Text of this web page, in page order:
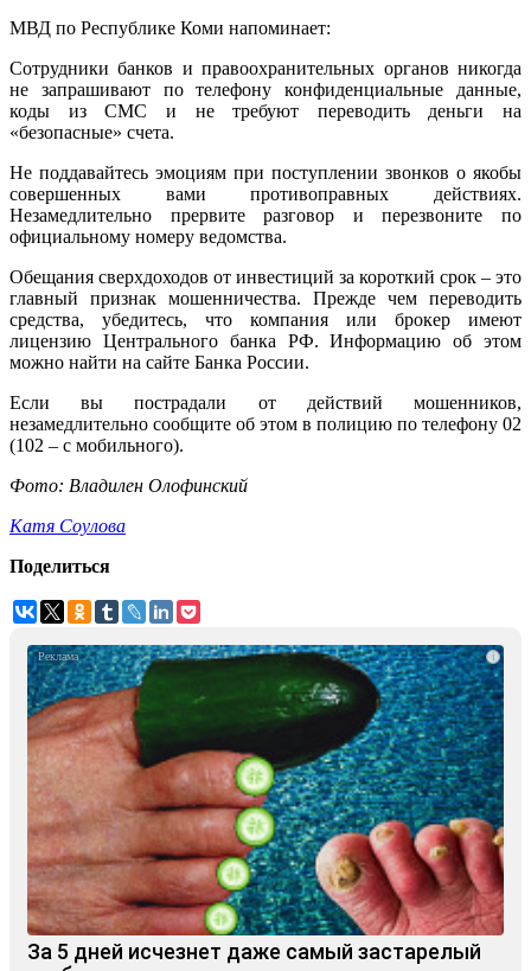
МВД по Республике Коми напоминает:
Сотрудники банков и правоохранительных органов никогда
не запрашивают по телефону конфиденциальные данные,
коды из СМС и не требуют переводить деньги на
«безопасные» счета.
Не поддавайтесь эмоциям при поступлении звонков о якобы
совершенных вами противоправных действиях.
Незамедлительно прервите разговор и перезвоните по
официальному номеру ведомства.
Обещания сверхдоходов от инвестиций за короткий срок – это
главный признак мошенничества. Прежде чем переводить
средства, убедитесь, что компания или брокер имеют
лицензию Центрального банка РФ. Информацию об этом
можно найти на сайте Банка России.
Если вы пострадали от действий мошенников,
незамедлительно сообщите об этом в полицию по телефону 02
(102 – с мобильного).
Фото: Владилен Олофинский
Катя Соулова
Поделиться
i
За 5 дней исчезнет даже самый застарелый